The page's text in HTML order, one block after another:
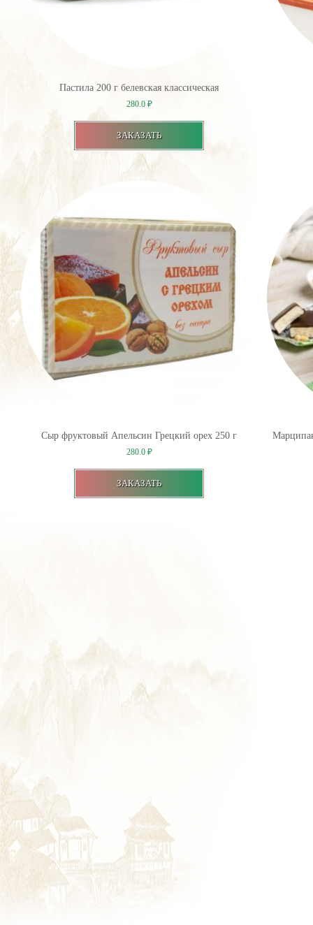
Пастила 200 г белевская классическая
280.0 ₽
ЗАКАЗАТЬ
Сыр фруктовый Апельсин Грецкий орех 250 г
280.0 ₽
ЗАКАЗАТЬ